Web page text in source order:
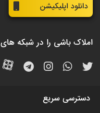
دانلود اپلیکیشن
املاک باشی را در شبکه
دسترسی سریع